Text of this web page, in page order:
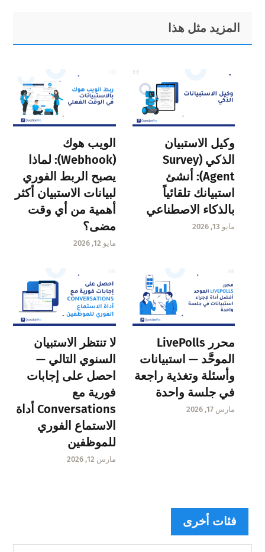
Primary
Sidebar
Footer
المزيد مثل هذا
وكيل الاستبيان
الذكي (Survey
Agent): أنشئ
استبيانك تلقائياً
بالذكاء الاصطناعي
مايو 13, 2026
الويب هوك
(Webhook): لماذا
يصبح الربط الفوري
لبيانات الاستبيان أكثر
أهمية من أي وقت
مضى؟
مايو 12, 2026
محرر LivePolls
الموحَّد — استبيانات
وأسئلة وتغذية راجعة
في جلسة واحدة
مارس 17, 2026
لا تنتظر الاستبيان
السنوي التالي —
احصل على إجابات
فورية مع
Conversations أداة
الاستماع الفوري
للموظفين
مارس 12, 2026
فئات أخرى